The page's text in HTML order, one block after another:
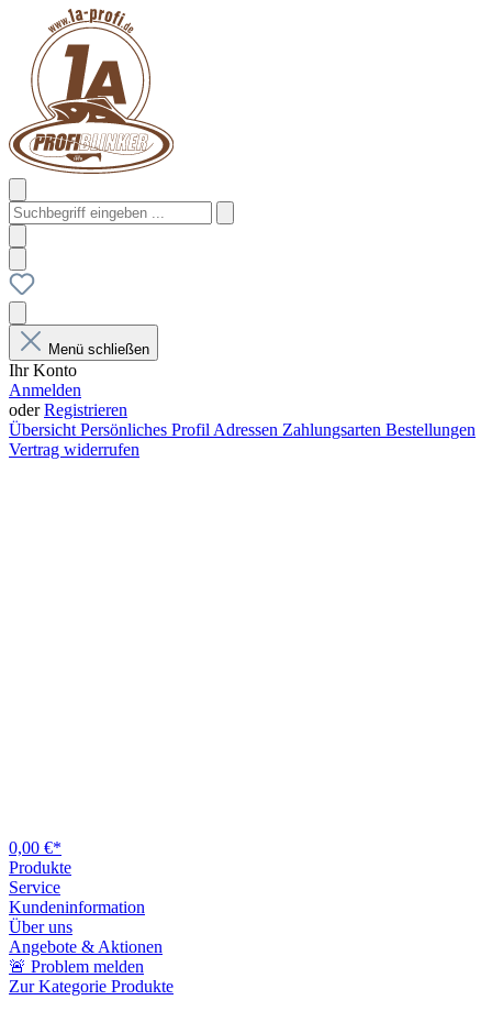
Menü schließen
Ihr Konto
Anmelden
oderRegistrieren
Übersicht Persönliches Profil Adressen Zahlungsarten Bestellungen
Vertrag widerrufen
0,00 €*
Produkte
Service
Kundeninformation
Über uns
Angebote & Aktionen
🚨 Problem melden
Zur Kategorie Produkte